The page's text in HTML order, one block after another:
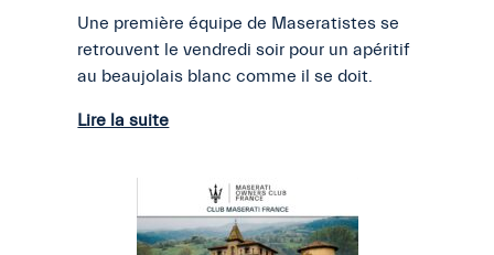
Une première équipe de Maseratistes se
retrouvent le vendredi soir pour un apéritif
au beaujolais blanc comme il se doit.
Lire la suite